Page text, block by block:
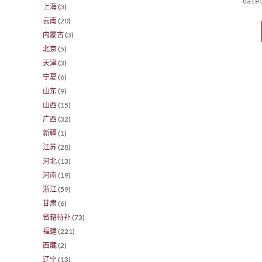
上海 (3)
云南 (20)
内蒙古 (3)
北京 (5)
天津 (3)
宁夏 (6)
山东 (9)
山西 (15)
广西 (32)
新疆 (1)
江苏 (28)
河北 (13)
河南 (19)
浙江 (59)
甘肃 (6)
省籍待补 (73)
福建 (221)
西藏 (2)
辽宁 (13)